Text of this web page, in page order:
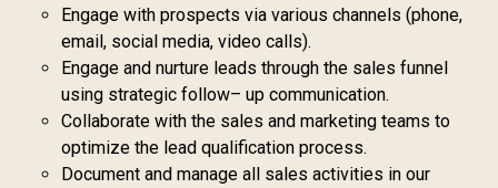
Engage with prospects via various channels (phone,
email, social media, video calls).
Engage and nurture leads through the sales funnel
using strategic follow– up communication.
Collaborate with the sales and marketing teams to
optimize the lead qualification process.
Document and manage all sales activities in our